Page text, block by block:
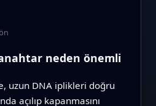
neden önemli
uzun DNA iplikleri doğru
açılıp kapanmasını